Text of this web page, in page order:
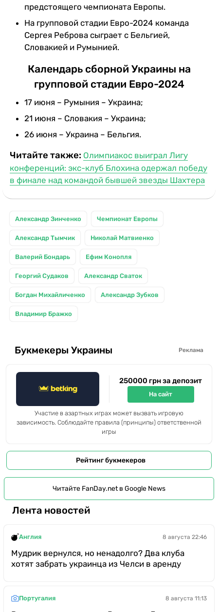
предстоящего чемпионата Европы.
На групповой стадии Евро-2024 команда
Сергея Реброва сыграет с Бельгией,
Словакией и Румынией.
Календарь сборной Украины на
групповой стадии Евро-2024
17 июня – Румыния – Украина;
21 июня – Словакия – Украина;
26 июня – Украина – Бельгия.
Читайте также: Олимпиакос выиграл Лигу
конференций: экс-клуб Блохина одержал победу
в финале над командой бывшей звезды Шахтера
Александр Зинченко Чемпионат Европы
Aлександр Тымчик Николай Матвиенко
Валерий Бондарь Ефим Конопля
Георгий Судаков Александр Сваток
Богдан Михайличенко Александр Зубков
Владимир Бражко
Букмекеры Украины Реклама
250000 грн за депозит
На сайт
Участие в азартных играх может вызвать игровую
зависимость. Соблюдайте правила (принципы) ответственной
игры
Рейтинг букмекеров
Читайте FanDay.net в Google News
Лента новостей
Англия 8 августа 22:46
Мудрик вернулся, но ненадолго? Два клуба
хотят забрать украинца из Челси в аренду
Португалия 8 августа 11:13